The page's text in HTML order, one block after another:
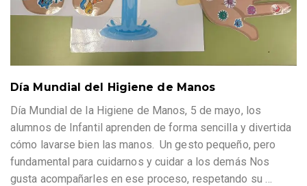
Día Mundial del Higiene de Manos
Día Mundial de la Higiene de Manos, 5 de mayo, los
alumnos de Infantil aprenden de forma sencilla y divertida
cómo lavarse bien las manos. Un gesto pequeño, pero
fundamental para cuidarnos y cuidar a los demás Nos
gusta acompañarles en ese proceso, respetando su …